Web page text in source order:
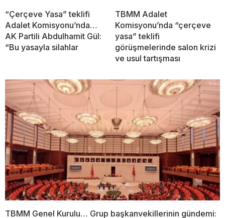
“Çerçeve Yasa” teklifi
Adalet Komisyonu’nda…
AK Partili Abdulhamit Gül:
“Bu yasayla silahlar
TBMM Adalet
Komisyonu’nda “çerçeve
yasa” teklifi
görüşmelerinde salon krizi
ve usul tartışması
TBMM Genel Kurulu… Grup başkanvekillerinin gündemi: